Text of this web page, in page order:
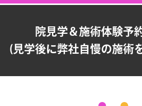
院見学＆施術体験予
(見学後に弊社自慢の施術